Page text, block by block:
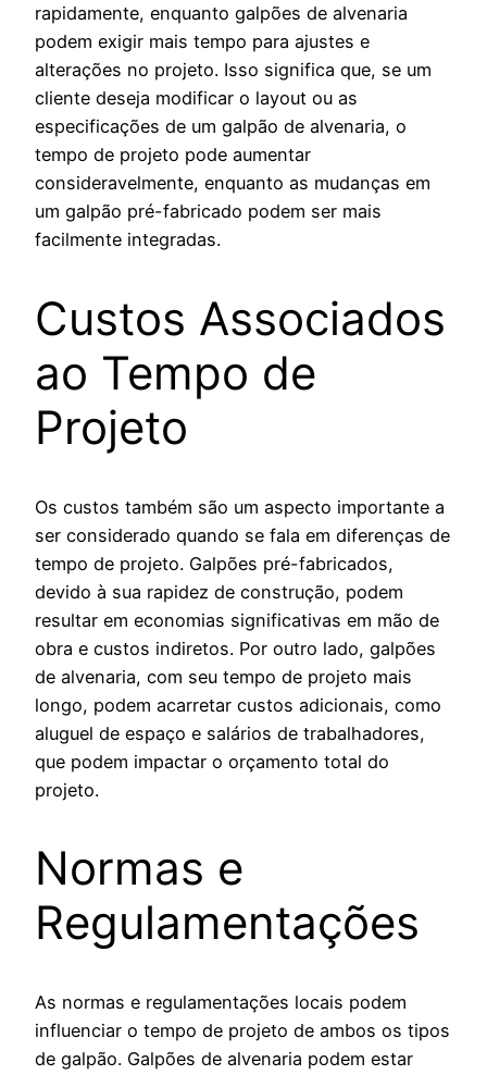
rapidamente, enquanto galpões de alvenaria
podem exigir mais tempo para ajustes e
alterações no projeto. Isso significa que, se um
cliente deseja modificar o layout ou as
especificações de um galpão de alvenaria, o
tempo de projeto pode aumentar
consideravelmente, enquanto as mudanças em
um galpão pré-fabricado podem ser mais
facilmente integradas.
Custos Associados
ao Tempo de
Projeto
Os custos também são um aspecto importante a
ser considerado quando se fala em diferenças de
tempo de projeto. Galpões pré-fabricados,
devido à sua rapidez de construção, podem
resultar em economias significativas em mão de
obra e custos indiretos. Por outro lado, galpões
de alvenaria, com seu tempo de projeto mais
longo, podem acarretar custos adicionais, como
aluguel de espaço e salários de trabalhadores,
que podem impactar o orçamento total do
projeto.
Normas e
Regulamentações
As normas e regulamentações locais podem
influenciar o tempo de projeto de ambos os tipos
de galpão. Galpões de alvenaria podem estar